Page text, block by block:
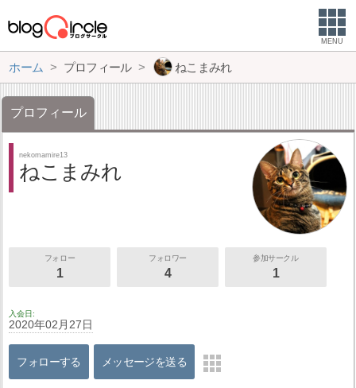
MENU
ホーム プロフィール ねこまみれ
プロフィール
nekomamire13
ねこまみれ
フォロー
1
フォロワー
4
参加サークル
1
入会日
2020年02月27日
フォローする メッセージを送る